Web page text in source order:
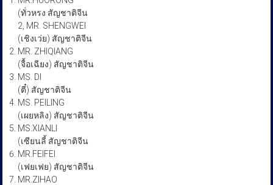
(ทั่วหรง สัญชาติจีน
2, MR. SHENGWEI
(เชิงเว่ย) สัญชาติจีน
MR. ZHIQIANG
(จื้อเฉียง) สัญชาติจีน
MS. DI
(ตี๋) สัญชาติจีน
MS. PEILING
(เผยหลิง) สัญชาติจีน
MS.XIANLI
(เซียนลี้ สัญชาติจีน
MR.FEIFEI
(เฟยเฟย) สัญชาติจีน
MR.ZIHAO